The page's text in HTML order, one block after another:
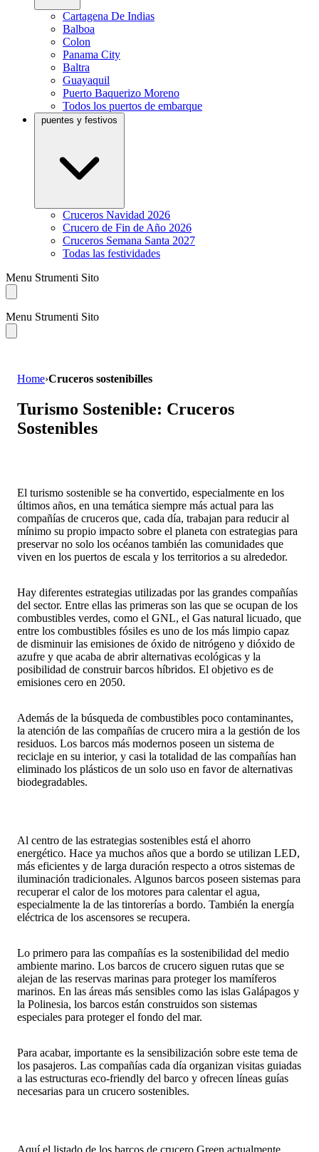
Cartagena De Indias
Balboa
Colon
Panama City
Baltra
Guayaquil
Puerto Baquerizo Moreno
Todos los puertos de embarque
puentes y festivos
Cruceros Navidad 2026
Crucero de Fin de Año 2026
Cruceros Semana Santa 2027
Todas las festividades
Menu Strumenti Sito
Menu Strumenti Sito
Home›Cruceros sostenibilles
Turismo Sostenible: Cruceros
Sostenibles
El turismo sostenible se ha convertido, especialmente en los
últimos años, en una temática siempre más actual para las
compañías de cruceros que, cada día, trabajan para reducir al
mínimo su propio impacto sobre el planeta con estrategias para
preservar no solo los océanos también las comunidades que
viven en los puertos de escala y los territorios a su alrededor.
Hay diferentes estrategias utilizadas por las grandes compañías
del sector. Entre ellas las primeras son las que se ocupan de los
combustibles verdes, como el GNL, el Gas natural licuado, que
entre los combustibles fósiles es uno de los más limpio capaz
de disminuir las emisiones de óxido de nitrógeno y dióxido de
azufre y que acaba de abrir alternativas ecológicas y la
posibilidad de construir barcos híbridos. El objetivo es de
emisiones cero en 2050.
Además de la búsqueda de combustibles poco contaminantes,
la atención de las compañías de crucero mira a la gestión de los
residuos. Los barcos más modernos poseen un sistema de
reciclaje en su interior, y casi la totalidad de las compañías han
eliminado los plásticos de un solo uso en favor de alternativas
biodegradables.
Al centro de las estrategias sostenibles está el ahorro
energético. Hace ya muchos años que a bordo se utilizan LED,
más eficientes y de larga duración respecto a otros sistemas de
iluminación tradicionales. Algunos barcos poseen sistemas para
recuperar el calor de los motores para calentar el agua,
especialmente la de las tintorerías a bordo. También la energía
eléctrica de los ascensores se recupera.
Lo primero para las compañías es la sostenibilidad del medio
ambiente marino. Los barcos de crucero siguen rutas que se
alejan de las reservas marinas para proteger los mamíferos
marinos. En las áreas más sensibles como las islas Galápagos y
la Polinesia, los barcos están construidos son sistemas
especiales para proteger el fondo del mar.
Para acabar, importante es la sensibilización sobre este tema de
los pasajeros. Las compañías cada día organizan visitas guiadas
a las estructuras eco-friendly del barco y ofrecen líneas guías
necesarias para un crucero sostenibles.
Aquí el listado de los barcos de crucero Green actualmente